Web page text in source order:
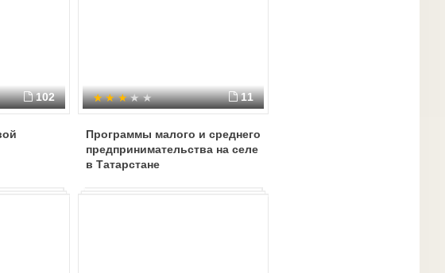
102 11
Программы малого и среднего
предпринимательства на селе
в Татарстане